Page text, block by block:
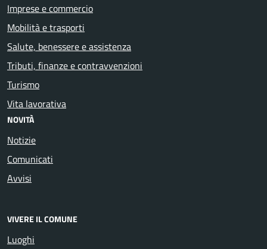
Imprese e commercio
Mobilità e trasporti
Salute, benessere e assistenza
Tributi, finanze e contravvenzioni
Turismo
Vita lavorativa
NOVITÀ
Notizie
Comunicati
Avvisi
VIVERE IL COMUNE
Luoghi